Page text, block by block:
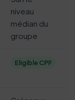
niveau
médian du
groupe
Eligible CPF